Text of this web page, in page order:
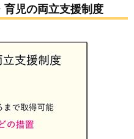
児の両立支援制度